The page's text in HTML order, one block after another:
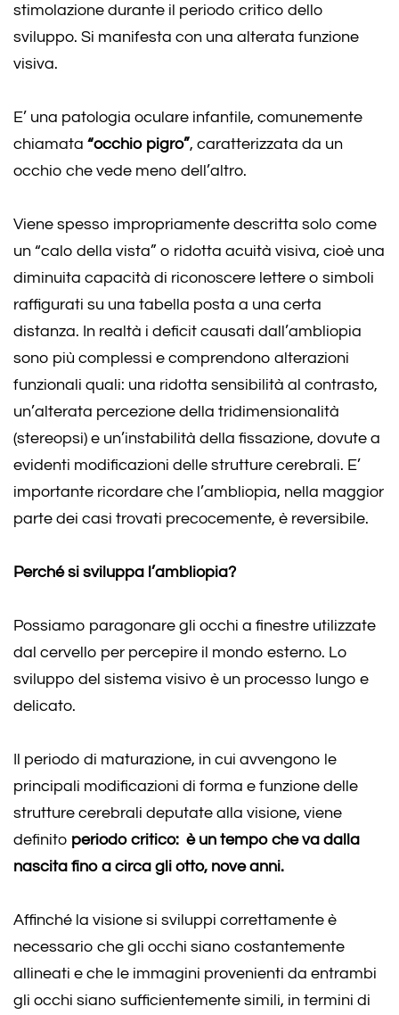
stimolazione durante il periodo critico dello
sviluppo. Si manifesta con una alterata funzione
visiva.
E’ una patologia oculare infantile, comunemente
chiamata “occhio pigro”, caratterizzata da un
occhio che vede meno dell’altro.
Viene spesso impropriamente descritta solo come
un “calo della vista” o ridotta acuità visiva, cioè una
diminuita capacità di riconoscere lettere o simboli
raffigurati su una tabella posta a una certa
distanza. In realtà i deficit causati dall’ambliopia
sono più complessi e comprendono alterazioni
funzionali quali: una ridotta sensibilità al contrasto,
un’alterata percezione della tridimensionalità
(stereopsi) e un’instabilità della fissazione, dovute a
evidenti modificazioni delle strutture cerebrali. E’
importante ricordare che l’ambliopia, nella maggior
parte dei casi trovati precocemente, è reversibile.
Perché si sviluppa l’ambliopia?
Possiamo paragonare gli occhi a finestre utilizzate
dal cervello per percepire il mondo esterno. Lo
sviluppo del sistema visivo è un processo lungo e
delicato.
Il periodo di maturazione, in cui avvengono le
principali modificazioni di forma e funzione delle
strutture cerebrali deputate alla visione, viene
definito periodo critico: è un tempo che va dalla
nascita fino a circa gli otto, nove anni.
Affinché la visione si sviluppi correttamente è
necessario che gli occhi siano costantemente
allineati e che le immagini provenienti da entrambi
gli occhi siano sufficientemente simili, in termini di